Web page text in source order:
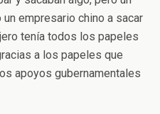
empresario chino a sacar
tenía todos los papeles
a los papeles que
apoyos gubernamentales